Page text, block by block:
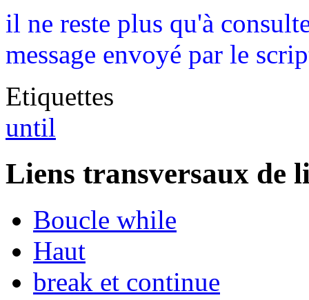
il ne reste plus qu'à
message envoyé par le
Etiquettes
until
Liens transversaux de
Boucle while
Haut
break et continue